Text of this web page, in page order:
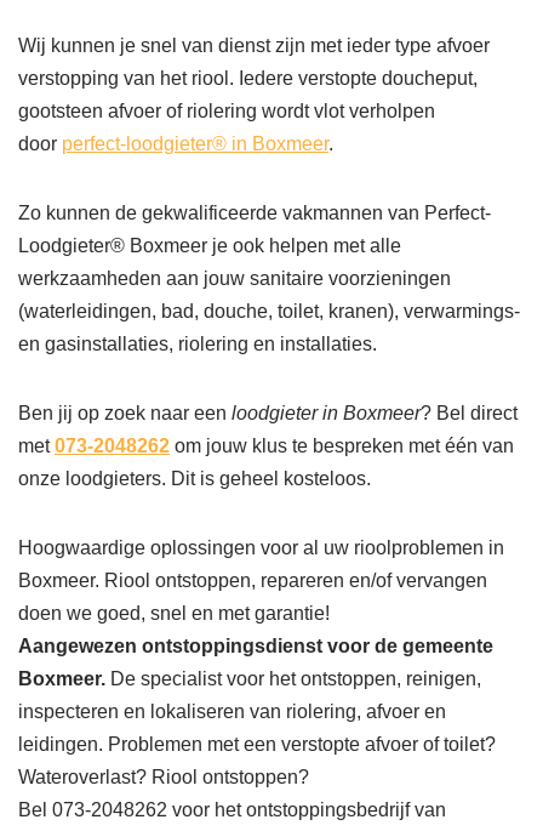
Wij kunnen je snel van dienst zijn met ieder type afvoer
verstopping van het riool. Iedere verstopte doucheput,
gootsteen afvoer of riolering wordt vlot verholpen
door perfect-loodgieter® in Boxmeer.
Zo kunnen de gekwalificeerde vakmannen van Perfect-
Loodgieter® Boxmeer je ook helpen met alle
werkzaamheden aan jouw sanitaire voorzieningen
(waterleidingen, bad, douche, toilet, kranen), verwarmings-
en gasinstallaties, riolering en installaties.
Ben jij op zoek naar een loodgieter in Boxmeer? Bel direct
met073-2048262 om jouw klus te bespreken met één van
onze loodgieters. Dit is geheel kosteloos.
Hoogwaardige oplossingen voor al uw rioolproblemen in
Boxmeer. Riool ontstoppen, repareren en/of vervangen
doen we goed, snel en met garantie!
Aangewezen ontstoppingsdienst voor de gemeente
Boxmeer. De specialist voor het ontstoppen, reinigen,
inspecteren en lokaliseren van riolering, afvoer en
leidingen. Problemen met een verstopte afvoer of toilet?
Wateroverlast? Riool ontstoppen?
Bel 073-2048262 voor het ontstoppingsbedrijf van